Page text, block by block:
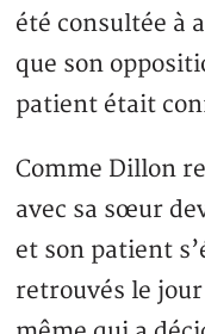
été consultée à
que son
patient était
Comme Dillon
avec sa sœur
et son patient
retrouvés le